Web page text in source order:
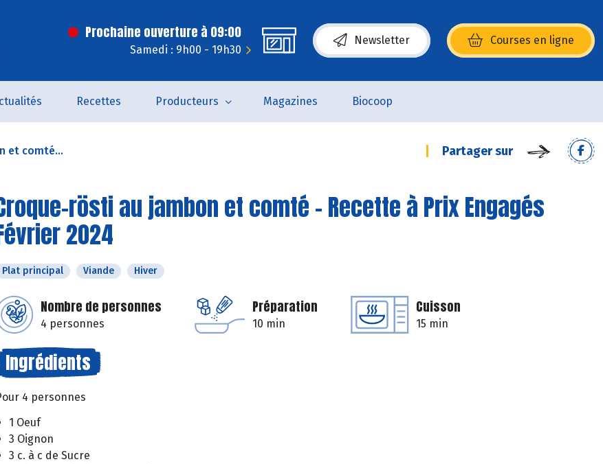
Prochaine ouverture à 09:00
Samedi : 9h00 - 19h30
Newsletter Courses en ligne
(s’ouvre dans une nouvelle fenêtre)
Recettes Producteurs Magazines Biocoop
et comté... Partager sur
rösti au jambon et comté - Recette à Prix Engagés
2024
Plat principal Viande Hiver
Nombre de personnes
4 personnes
Préparation
10 min
Cuisson
15 min
Ingrédients
4 personnes
1 Oeuf
3 Oignon
3 c. à c de Sucre